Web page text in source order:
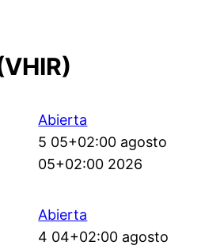
Abierta
5 05+02:00 agosto
05+02:00 2026
Abierta
4 04+02:00 agosto